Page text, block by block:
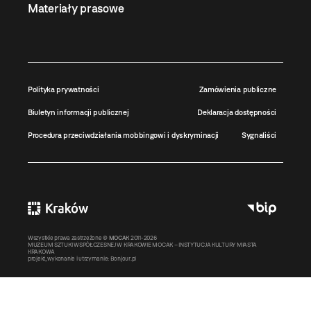
Materiały prasowe
Polityka prywatności Zamówienia publiczne
Biuletyn informacji publicznej Deklaracja dostępności
Procedura przeciwdziałania mobbingowi i dyskryminacji Sygnaliści
Wszystkie prawa zastrzeżone © MOCAK 2011-2026
MUZEUM SZTUKI WSPÓŁCZESNEJ W KRAKOWIE MOCAK – INSTYTUCJA KULTURY MIASTA
KRAKOWA
projekt, wykonanie i utrzymanie: Bonjour.pl